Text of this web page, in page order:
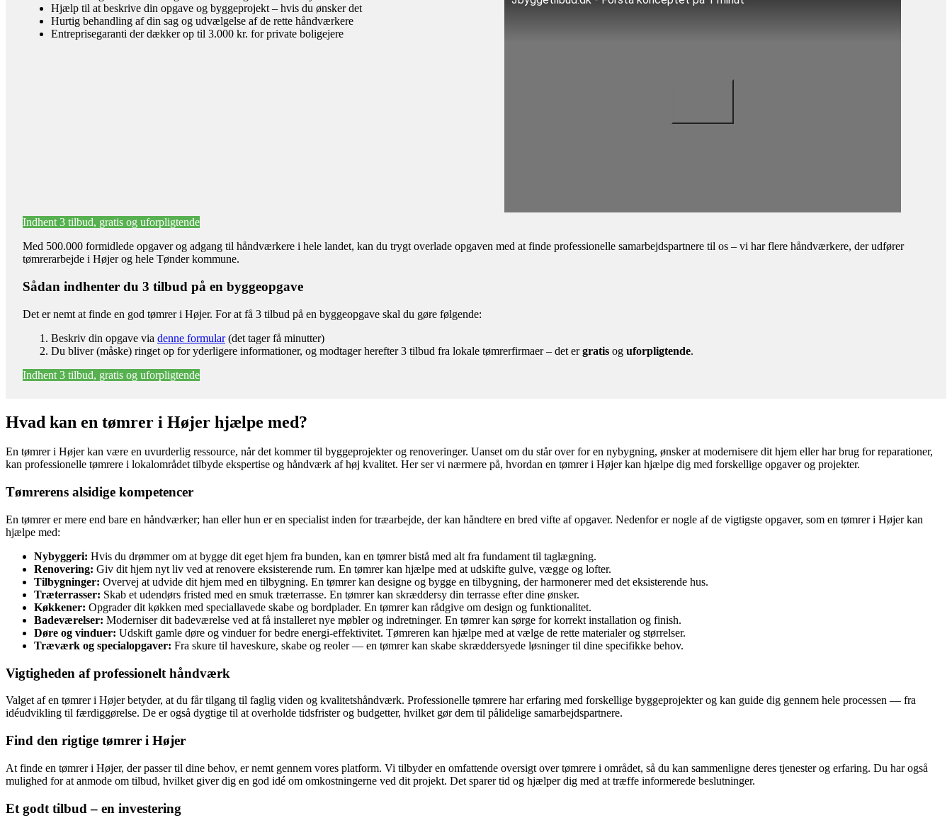
Hjælp til at beskrive din opgave og byggeprojekt – hvis du ønsker det
Hurtig behandling af din sag og udvælgelse af de rette håndværkere
Entreprisegaranti der dækker op til 3.000 kr. for private boligejere
Indhent 3 tilbud, gratis og uforpligtende
Med 500.000 formidlede opgaver og adgang til håndværkere i hele landet, kan du trygt overlade opgaven med at finde professionelle samarbejdspartnere til os – vi har flere håndværkere, der udfører
tømrerarbejde i Højer og hele Tønder kommune.
Sådan indhenter du 3 tilbud på en byggeopgave
Det er nemt at finde en god tømrer i Højer. For at få 3 tilbud på en byggeopgave skal du gøre følgende:
Beskriv din opgave via denne formular(det tager få minutter)
Du bliver (måske) ringet op for yderligere informationer, og modtager herefter 3 tilbud fra lokale tømrerfirmaer – det ergratis og uforpligtende.
Indhent 3 tilbud, gratis og uforpligtende
Hvad kan en tømrer i Højer hjælpe med?
En tømrer i Højer kan være en uvurderlig ressource, når det kommer til byggeprojekter og renoveringer. Uanset om du står over for en nybygning, ønsker at modernisere dit hjem eller har brug for reparationer,
kan professionelle tømrere i lokalområdet tilbyde ekspertise og håndværk af høj kvalitet. Her ser vi nærmere på, hvordan en tømrer i Højer kan hjælpe dig med forskellige opgaver og projekter.
Tømrerens alsidige kompetencer
En tømrer er mere end bare en håndværker; han eller hun er en specialist inden for træarbejde, der kan håndtere en bred vifte af opgaver. Nedenfor er nogle af de vigtigste opgaver, som en tømrer i Højer kan
hjælpe med:
Nybyggeri: Hvis du drømmer om at bygge dit eget hjem fra bunden, kan en tømrer bistå med alt fra fundament til taglægning.
Renovering: Giv dit hjem nyt liv ved at renovere eksisterende rum. En tømrer kan hjælpe med at udskifte gulve, vægge og lofter.
Tilbygninger: Overvej at udvide dit hjem med en tilbygning. En tømrer kan designe og bygge en tilbygning, der harmonerer med det eksisterende hus.
Træterrasser: Skab et udendørs fristed med en smuk træterrasse. En tømrer kan skræddersy din terrasse efter dine ønsker.
Køkkener: Opgrader dit køkken med speciallavede skabe og bordplader. En tømrer kan rådgive om design og funktionalitet.
Badeværelser: Moderniser dit badeværelse ved at få installeret nye møbler og indretninger. En tømrer kan sørge for korrekt installation og finish.
Døre og vinduer: Udskift gamle døre og vinduer for bedre energi-effektivitet. Tømreren kan hjælpe med at vælge de rette materialer og størrelser.
Træværk og specialopgaver: Fra skure til haveskure, skabe og reoler — en tømrer kan skabe skræddersyede løsninger til dine specifikke behov.
Vigtigheden af professionelt håndværk
Valget af en tømrer i Højer betyder, at du får tilgang til faglig viden og kvalitetshåndværk. Professionelle tømrere har erfaring med forskellige byggeprojekter og kan guide dig gennem hele processen — fra
idéudvikling til færdiggørelse. De er også dygtige til at overholde tidsfrister og budgetter, hvilket gør dem til pålidelige samarbejdspartnere.
Find den rigtige tømrer i Højer
At finde en tømrer i Højer, der passer til dine behov, er nemt gennem vores platform. Vi tilbyder en omfattende oversigt over tømrere i området, så du kan sammenligne deres tjenester og erfaring. Du har også
mulighed for at anmode om tilbud, hvilket giver dig en god idé om omkostningerne ved dit projekt. Det sparer tid og hjælper dig med at træffe informerede beslutninger.
Et godt tilbud – en investering